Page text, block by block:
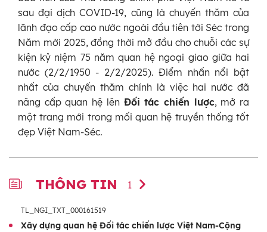
sau đại dịch COVID-19, cũng là chuyến thăm của
lãnh đạo cấp cao nước ngoài đầu tiên tới Séc trong
Năm mới 2025, đồng thời mở đầu cho chuỗi các sự
kiện kỷ niệm 75 năm quan hệ ngoại giao giữa hai
nước (2/2/1950 - 2/2/2025). Điểm nhấn nổi bật
nhất của chuyến thăm chính là việc hai nước đã
nâng cấp quan hệ lên Đối tác chiến lược, mở ra
một trang mới trong mối quan hệ truyền thống tốt
đẹp Việt Nam-Séc.
THÔNG TIN 1
TL_NGI_TXT_000161519
Xây dựng quan hệ Đối tác chiến lược Việt Nam-Cộng